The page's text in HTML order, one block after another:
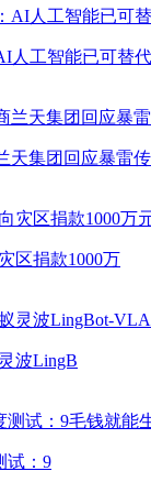
人工智能已可替代
天集团回应暴雷
区捐款1000万
波LingB
试：9